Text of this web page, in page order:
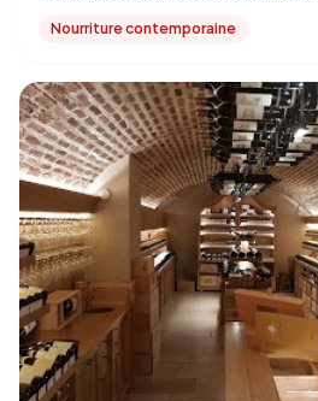
Nourriture contemporaine